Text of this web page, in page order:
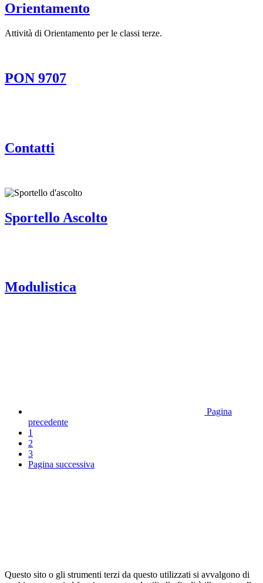
Orientamento
Attività di Orientamento per le classi terze.
PON 9707
Contatti
Sportello Ascolto
Modulistica
Pagina
precedente
1
2
3
Pagina successiva
Questo sito o gli strumenti terzi da questo utilizzati si avvalgono di